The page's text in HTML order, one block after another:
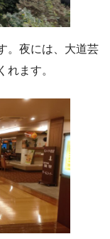
。夜には、大道芸
れます。